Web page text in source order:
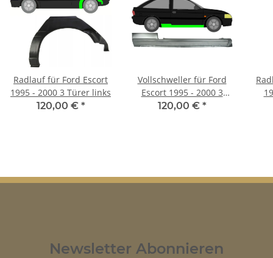
Radlauf für Ford Escort
1995 - 2000 3 Türer links
120,00 € *
Vollschweller für Ford
Escort 1995 - 2000 3
Türer rechts
120,00 € *
Newsletter Abonnieren